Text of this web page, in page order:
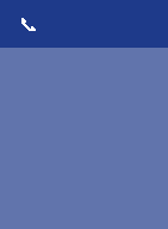
📞